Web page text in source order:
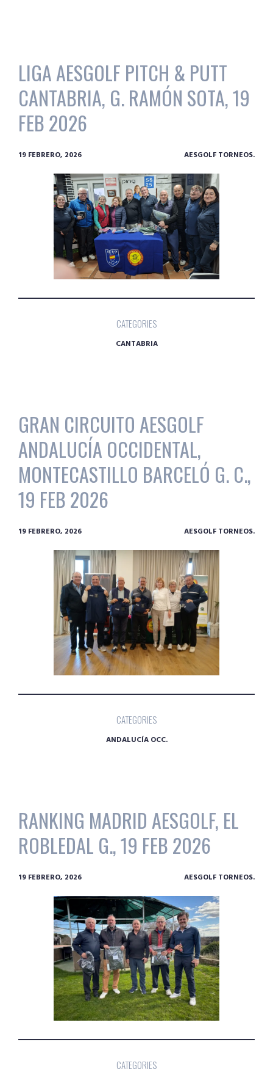
LIGA AESGOLF PITCH & PUTT
CANTABRIA, G. RAMÓN SOTA, 19
FEB 2026
19 FEBRERO, 2026 AESGOLF TORNEOS.
CATEGORIES
CANTABRIA
GRAN CIRCUITO AESGOLF
ANDALUCÍA OCCIDENTAL,
MONTECASTILLO BARCELÓ G. C.,
19 FEB 2026
19 FEBRERO, 2026 AESGOLF TORNEOS.
CATEGORIES
ANDALUCÍA OCC.
RANKING MADRID AESGOLF, EL
ROBLEDAL G., 19 FEB 2026
19 FEBRERO, 2026 AESGOLF TORNEOS.
CATEGORIES